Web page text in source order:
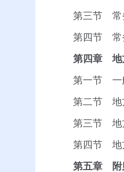
第三节 常
第四节 常
第四章 地
第一节 一
第二节 地
第三节 地
第四节 地
第五章 附